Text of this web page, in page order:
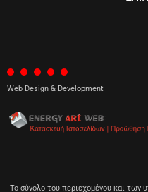
Web Design & Development
Το σύνολο του περιεχομένου και των